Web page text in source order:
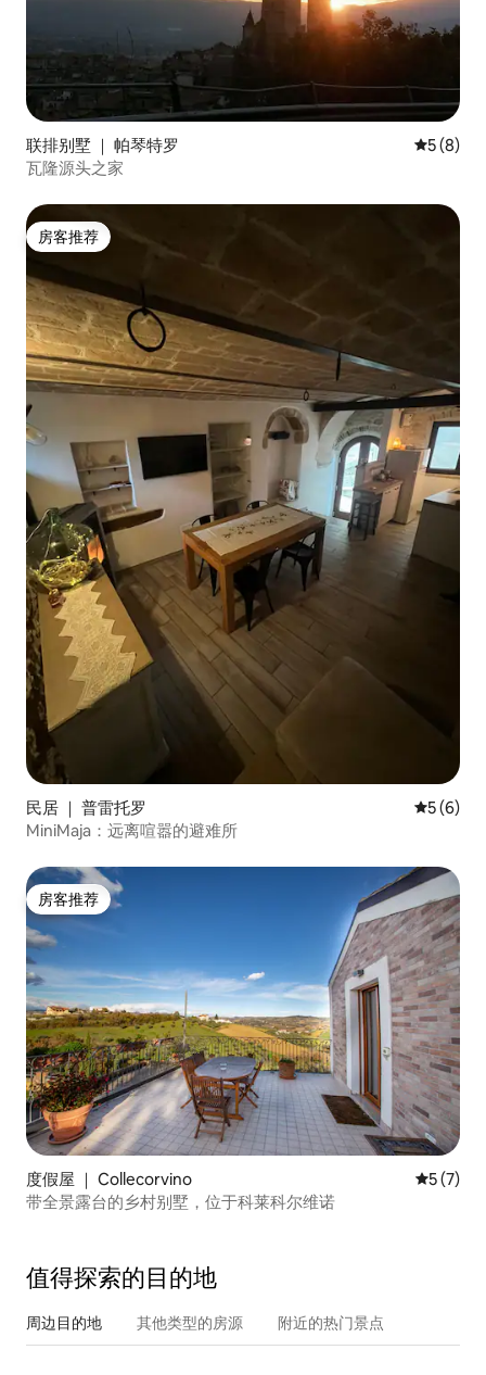
联排别墅 ｜ 帕琴特罗 平均评分
5 (8)
瓦隆源头之家
房客推荐
房客推荐
民居 ｜ 普雷托罗 平均评分
5 (6)
MiniMaja：远离喧嚣的避难所
房客推荐
房客推荐
度假屋 ｜ Collecorvino 平均评分
5 (7)
带全景露台的乡村别墅，位于科莱科尔维诺
值得探索的目的地
周边目的地 其他类型的房源 附近的热门景点